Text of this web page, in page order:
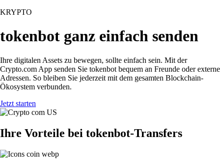
KRYPTO
tokenbot ganz einfach senden
Ihre digitalen Assets zu bewegen, sollte einfach sein. Mit der
Crypto.com App senden Sie tokenbot bequem an Freunde oder externe
Adressen. So bleiben Sie jederzeit mit dem gesamten Blockchain-
Ökosystem verbunden.
Jetzt starten
Ihre Vorteile bei tokenbot-Transfers